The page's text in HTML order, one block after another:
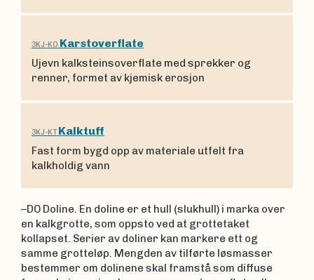
3KJ-KO Karstoverflate
Ujevn kalksteins­overflate med sprek­ker og
renner, for­met av kjemisk erosjon
3KJ-KT Kalktuff
Fast form bygd opp av materiale utfelt fra
kalkholdig vann
–DO Doline. En doline er et hull (slukhull) i marka over
en kalkgrotte, som oppsto ved at grottetaket
kollapset. Serier av doliner kan markere ett og
samme grotteløp. Mengden av tilførte løsmasser
bestemmer om dolinene skal framstå som diffuse